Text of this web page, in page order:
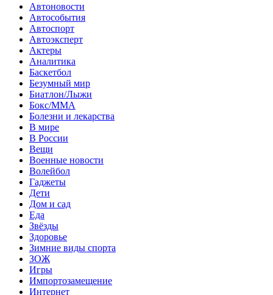
Автоновости
Автособытия
Автоспорт
Автоэксперт
Актеры
Аналитика
Баскетбол
Безумный мир
Биатлон/Лыжи
Бокс/MMA
Болезни и лекарства
В мире
В России
Вещи
Военные новости
Волейбол
Гаджеты
Дети
Дом и сад
Еда
Звёзды
Здоровье
Зимние виды спорта
ЗОЖ
Игры
Импортозамещение
Интернет